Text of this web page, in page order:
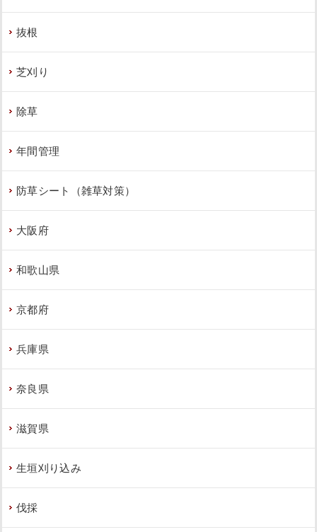
抜根
芝刈り
除草
年間管理
防草シート（雑草対策）
大阪府
和歌山県
京都府
兵庫県
奈良県
滋賀県
生垣刈り込み
伐採